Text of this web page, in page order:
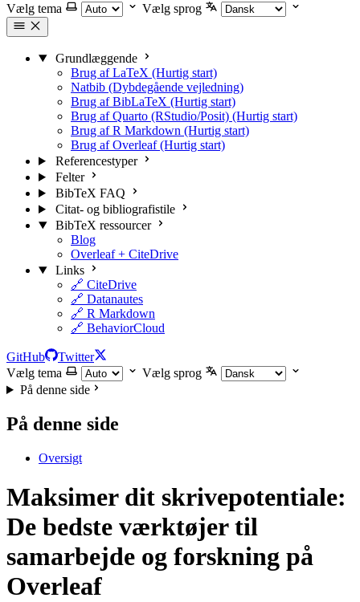
Vælg tema
Vælg sprog
Grundlæggende
Brug af LaTeX (Hurtig start)
Natbib (Dybdegående vejledning)
Brug af BibLaTeX (Hurtig start)
Brug af Quarto (RStudio/Posit) (Hurtig start)
Brug af R Markdown (Hurtig start)
Brug af Overleaf (Hurtig start)
Referencestyper
Felter
BibTeX FAQ
Citat- og bibliografistile
BibTeX ressourcer
Blog
Overleaf + CiteDrive
Links
🔗 CiteDrive
🔗 Datanautes
🔗 R Markdown
🔗 BehaviorCloud
GitHub
Twitter
Vælg tema
Vælg sprog
På denne side
På denne side
Oversigt
Maksimer dit skrivepotentiale:
De bedste værktøjer til
samarbejde og forskning på
Overleaf